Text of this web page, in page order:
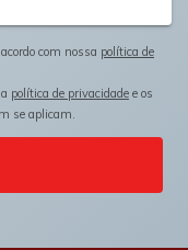
com nossa política de
política de privacidade e os
se aplicam.